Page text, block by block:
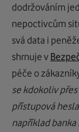
dodržováním
nepoctivcům
svá data i
shrnuje v
péče o
se kdokoliv
přístupová
například